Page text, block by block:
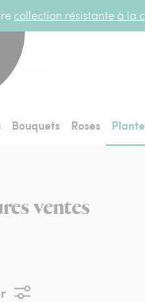
collection résistante à la
Bouquets Roses
ventes